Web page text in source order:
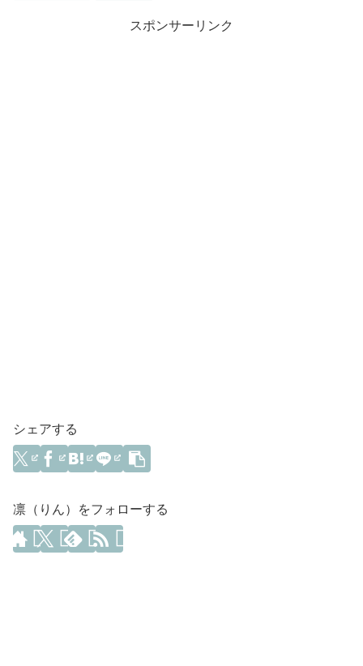
スポンサーリンク
シェアする
凛（りん）をフォローする